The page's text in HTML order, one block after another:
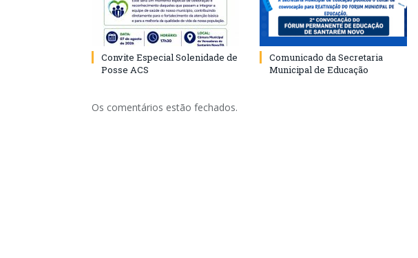
Convite Especial Solenidade de
Posse ACS
Comunicado da Secretaria
Municipal de Educação
Os comentários estão fechados.